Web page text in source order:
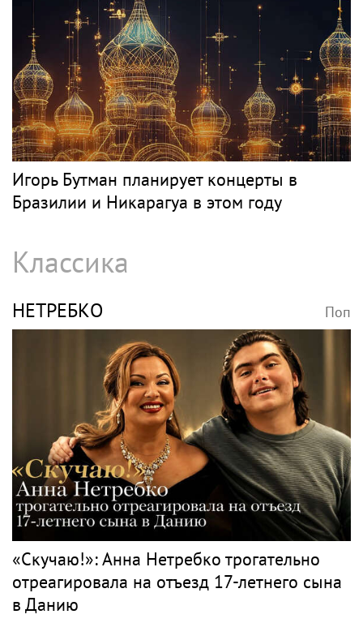
Игорь Бутман планирует концерты в
Бразилии и Никарагуа в этом году
Классика
НЕТРЕБКО Поп
«Скучаю!»: Анна Нетребко трогательно
отреагировала на отъезд 17-летнего сына
в Данию